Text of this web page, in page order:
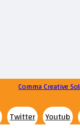
Twitter Youtub